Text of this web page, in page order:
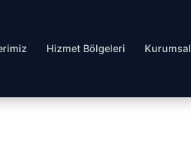
Hizmet Bölgeleri Kurumsal